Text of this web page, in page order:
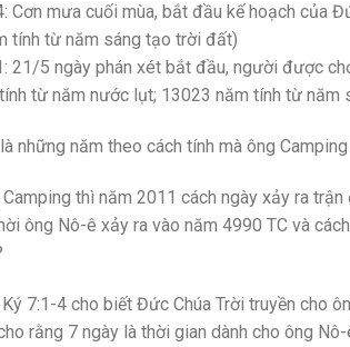
Cơn mưa cuối mùa, bắt đầu kế hoạch của
tính từ năm sáng tạo trời đất)
21/5 ngày phán xét bắt đầu, người được
từ năm nước lụt; 13023 năm tính từ năm
những năm theo cách tính mà ông
thì năm 2011 cách ngày xảy ra
ông Nô-ê xảy ra vào năm 4990 TC và
Ký 7:1-4 cho biết Đức Chúa Trời truyền cho
rằng 7 ngày là thời gian dành cho ông